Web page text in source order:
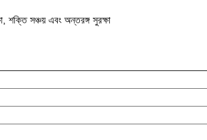
শক্তি সঞ্চয় এবং অন্তরঙ্গ সুরক্ষা